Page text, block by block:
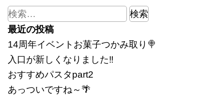
検
索:
最近の投稿
14周年イベントお菓子つかみ取り🍭
入口が新しくなりました‼
おすすめパスタpart2
あっついですね～🌴